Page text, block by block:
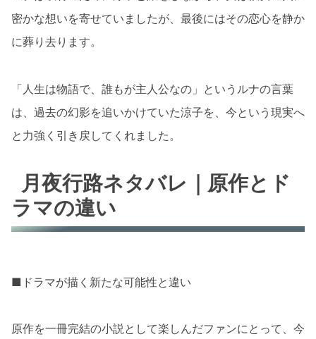
密かな想いを寄せていましたが、最後にはその恋心を静か
に葬り去ります。
「人生は物語で、誰もが主人公なの」というルナの言葉
は、過去の幻影を追いかけていた涼子を、今という現実へ
と力強く引き戻してくれました。
月夜行路ネタバレ｜原作とド
ラマの違い
■ドラマが描く新たな可能性と違い
原作を一冊完結の小説として楽しんだファンにとって、今